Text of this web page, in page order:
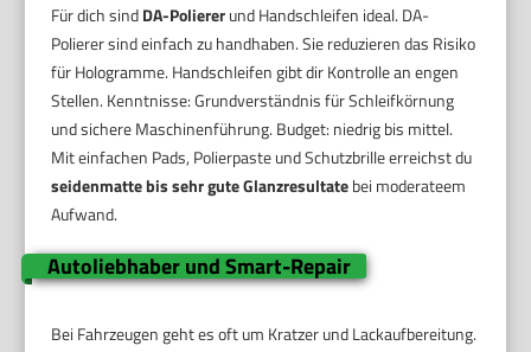
Für dich sindDA-Poliererund Handschleifen ideal. DA-
Polierer sind einfach zu handhaben. Sie reduzieren das Risiko
für Hologramme. Handschleifen gibt dir Kontrolle an engen
Stellen. Kenntnisse: Grundverständnis für Schleifkörnung
und sichere Maschinenführung. Budget: niedrig bis mittel.
Mit einfachen Pads, Polierpaste und Schutzbrille erreichst du
seidenmatte bis sehr gute Glanzresultatebei moderateem
Aufwand.
Autoliebhaber und Smart-Repair
Bei Fahrzeugen geht es oft um Kratzer und Lackaufbereitung.